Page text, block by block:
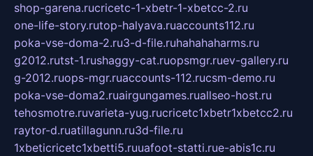
shop-garena.rucricetc-1-xbetr-1-xbetcc-2.ru
one-life-story.rutop-halyava.ruaccounts112.ru
poka-vse-doma-2.ru3-d-file.ruhahahaharms.ru
g2012.rutst-1.rushaggy-cat.ruopsmgr.ruev-gallery.ru
g-2012.ruops-mgr.ruaccounts-112.rucsm-demo.ru
poka-vse-doma2.ruairgungames.ruallseo-host.ru
tehosmotre.ruvarieta-yug.rucricetc1xbetr1xbetcc2.ru
raytor-d.ruatillagunn.ru3d-file.ru
1xbeticricetc1xbetti5.ruuafoot-statti.rue-abis1c.ru